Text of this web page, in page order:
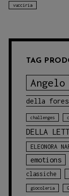
vucciria
TAG
Angelo
della
challenges
DELLA
ELEONORA
emotions
classiche
giocoleria